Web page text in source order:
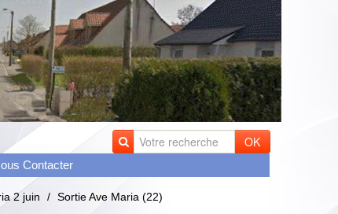
OK
Contacter
2 juin / Sortie Ave Maria (22)